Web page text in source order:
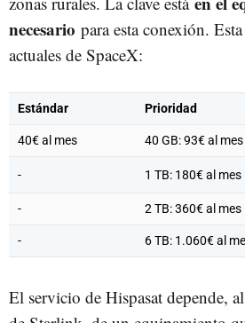
necesario para esta conexión.
actuales de SpaceX:
Estándar Prioridad
40€ al mes 40 GB: 93€ al mes
- 1 TB: 180€ al mes
-
2 TB: 360€ al mes
- 6 TB: 1.060€ al
El servicio de Hispasat depende,